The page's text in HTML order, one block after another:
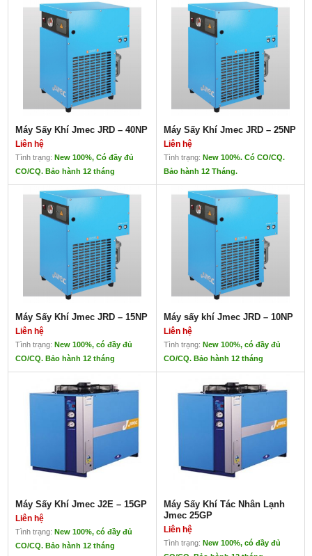
Máy sấy khí Jmec JRD-50NP
Liên hệ
Xuất xứ: Jmec- Taiwan
Máy Sấy Khí Jmec JRD-60NP
Liên hệ
Xuất xứ: Taiwan
Máy Sấy Khí Jmec JRD – 40NP
Liên hệ
Tình trạng: New 100%, Có đầy đủ
CO/CQ. Bảo hành 12 tháng
Máy Sấy Khí Jmec JRD – 40NP
Liên hệ
Máy sấy khí Jmec JRD
Lưu lượng: 5.5 Nm3/phút
Kết nối: 1 – 1/2 PT
Nguồn cấp: 220V/1Ph/60Hz
Công suất: 1.6 (kw)
Môi chất lạnh: R134a
Kích thước: L1150xW530xH856
Máy Sấy Khí Jmec JRD – 25NP
Liên hệ
Tình trạng: New 100%. Có CO/CQ.
Bảo hành 12 Tháng.
Máy Sấy Khí Jmec JRD – 25NP
Liên hệ
Xuất xứ: Taiwan
Máy Sấy Khí Jmec JRD – 15NP
Liên hệ
Tình trạng: New 100%, có đầy đủ
CO/CQ. Bảo hành 12 tháng
Máy Sấy Khí Jmec JRD – 15NP
TÌM HIỂU THÊM VỀ CÁC SẢN
PHẨM MÁY SẤY KHÍ TẠI ĐÂY
Máy sấy khí Jmec JRD – 10NP
Liên hệ
Tình trạng: New 100%, có đầy đủ
CO/CQ. Bảo hành 12 tháng
Máy sấy khí Jmec JRD – 10NP
Máy Sấy Khí Jmec J2E – 15GP
Liên hệ
Tình trạng: New 100%, có đầy đủ
CO/CQ. Bảo hành 12 tháng
Máy Sấy Khí Tác Nhân Lạnh
Jmec 25GP
Liên hệ
Tình trạng: New 100%, có đầy đủ